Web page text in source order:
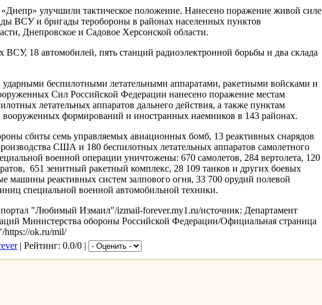
улучшили тактическое положение. Нанесено поражение живой силе
ВСУ и бригады теробороны в районах населенных пунктов
Днепровское и Садовое Херсонской области.
18 автомобилей, пять станций радиоэлектронной борьбы и два склада
ударными беспилотными летательными аппаратами, ракетными войсками и
Сил Российской Федерации нанесено поражение местам
летательных аппаратов дальнего действия, а также пунктам
формирований и иностранных наемников в 143 районах.
сбиты семь управляемых авиационных бомб, 13 реактивных снарядов
США и 180 беспилотных летательных аппаратов самолетного
военной операции уничтожены: 670 самолетов, 284 вертолета, 120
651 зенитный ракетный комплекс, 28 109 танков и других боевых
машины реактивных систем залпового огня, 33 700 орудий полевой
специальной военной автомобильной техники.
"Любимый Измаил"/izmail-forever.my1.ru/источник: Департамент
Министерства обороны Российской Федерации/Официальная страница
ok.ru/mil/
| Рейтинг: 0.0/0 |